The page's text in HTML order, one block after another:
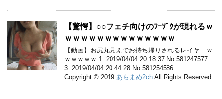
【驚愕】○○フェチ向けのﾌｰｿﾞｸが現れるｗ
ｗｗｗｗｗｗｗｗｗｗｗｗｗｗ
【動画】お尻丸見えでお持ち帰りされるレイヤーｗ
ｗｗｗｗｗ 1: 2019/04/04 20:18:37 No.581247577
3: 2019/04/04 20:44:28 No.581254586 …
Copyright © 2019 あらまめ2ch All Rights Reserved.